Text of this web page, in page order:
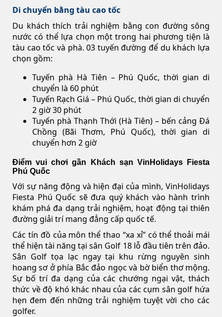
Di chuyển bằng tàu cao tốc
Du khách thích trải nghiệm bằng con đường sông
nước có thể lựa chọn một trong hai phương tiện là
tàu cao tốc và phà. 03 tuyến đường để du khách lựa
chọn gồm:
Tuyến phà Hà Tiên – Phú Quốc, thời gian di
chuyển là 60 phút
Tuyến Rạch Giá – Phú Quốc, thời gian di chuyển
2 giờ 30 phút
Tuyến phà Thạnh Thới (Hà Tiên) – bến cảng Đá
Chồng (Bãi Thơm, Phú Quốc), thời gian di
chuyển hơn 2 giờ
Điểm vui chơi gần Khách sạn VinHolidays Fiesta
Phú Quốc
Với sự năng động và hiện đại của mình, VinHolidays
Fiesta Phú Quốc sẽ đưa quý khách vào hành trình
khám phá đa dạng trải nghiệm, hoạt động tại thiên
đường giải trí mang đẳng cấp quốc tế.
Các tín đồ của môn thể thao “xa xỉ” có thể thoải mái
thể hiện tài năng tại sân Golf 18 lỗ đầu tiên trên đảo.
Sân Golf tọa lạc ngay tại khu rừng nguyên sinh
hoang sơ ở phía Bắc đảo ngọc và bờ biển thơ mộng.
Sự bố trí đa dạng của các chướng ngại vật, thách
thức về độ khó khác nhau của các cụm sân golf hứa
hẹn đem đến những trải nghiệm tuyệt vời cho các
golfer.